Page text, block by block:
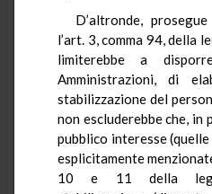
D’altronde,
l’art. 3, comma 94, della
limiterebbe a
Amministrazioni, di
stabilizzazione del
non escluderebbe che, in
pubblico interesse
esplicitamente
10 e 11 della